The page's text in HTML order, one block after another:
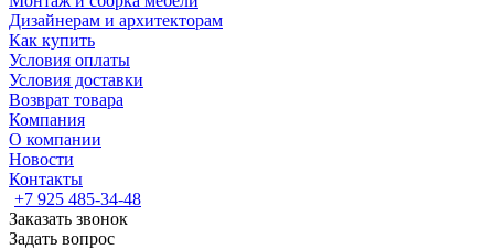
Дизайнерам и архитекторам
Как купить
Условия оплаты
Условия доставки
Возврат товара
Компания
О компании
Новости
Контакты
+7 925 485-34-48
Заказать звонок
Задать вопрос